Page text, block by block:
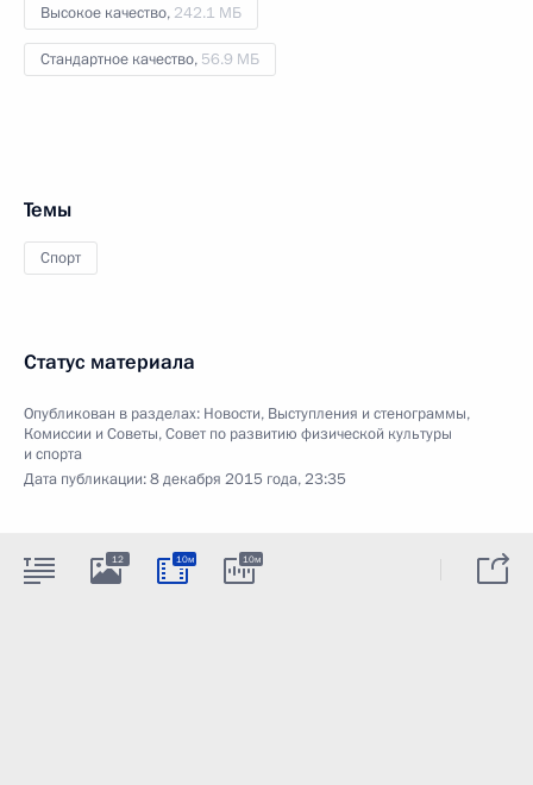
Высокое качество, 242.1 МБ
Стандартное качество, 56.9 МБ
Темы
Спорт
Статус материала
Опубликован в разделах: Новости, Выступления и стенограммы,
Комиссии и Советы,Совет по развитию физической культуры
и спорта
Дата публикации:8 декабря 2015 года, 23:35
12 10м 10м